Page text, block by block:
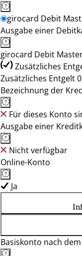
girocard Debit
Ausgabe einer
girocard Debit
Zusätzliches
Zusätzliches Entgelt
Bezeichnung der
Für dieses Konto
Ausgabe einer
Nicht verfügbar
Online-Konto
Ja
Basiskonto nach dem